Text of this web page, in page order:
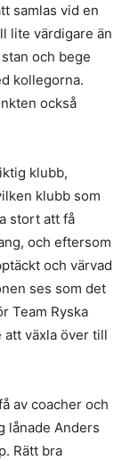
samlas vid en
lite värdigare än
och bege
kollegorna.
också
klubb,
klubb som
stort att få
och eftersom
och värvad
ses som det
Team Ryska
att växla över till
av coacher och
lånade Anders
Rätt bra